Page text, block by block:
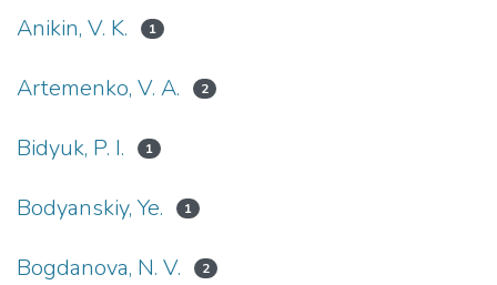
Anikin, V. K. 1
Artemenko, V. A. 2
Bidyuk, P. I. 1
Bodyanskiy, Ye. 1
Bogdanova, N. V. 2